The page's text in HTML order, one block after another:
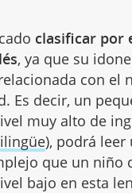
clasificar por
, ya que su
con el
Es decir, un
muy alto de
), podrá leer
que un niño
bajo en esta